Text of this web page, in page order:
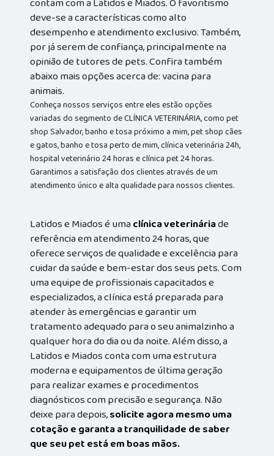
deve-se a características como alto
desempenho e atendimento exclusivo. Também,
por já serem de confiança, principalmente na
opinião de tutores de pets. Confira também
abaixo mais opções acerca de: vacina para
animais.
Conheça nossos serviços entre eles estão opções
variadas do segmento de CLÍNICA VETERINÁRIA, como pet
shop Salvador, banho e tosa próximo a mim, pet shop cães
e gatos, banho e tosa perto de mim, clínica veterinária 24h,
hospital veterinário 24 horas e clínica pet 24 horas.
Garantimos a satisfação dos clientes através de um
atendimento único e alta qualidade para nossos clientes.
Latidos e Miados é umaclínica veterináriade
referência em atendimento 24 horas, que
oferece serviços de qualidade e excelência para
cuidar da saúde e bem-estar dos seus pets. Com
uma equipe de profissionais capacitados e
especializados, a clínica está preparada para
atender às emergências e garantir um
tratamento adequado para o seu animalzinho a
qualquer hora do dia ou da noite. Além disso, a
Latidos e Miados conta com uma estrutura
moderna e equipamentos de última geração
para realizar exames e procedimentos
diagnósticos com precisão e segurança. Não
deixe para depois,solicite agora mesmo uma
cotação e garanta a tranquilidade de saber
que seu pet está em boas mãos.